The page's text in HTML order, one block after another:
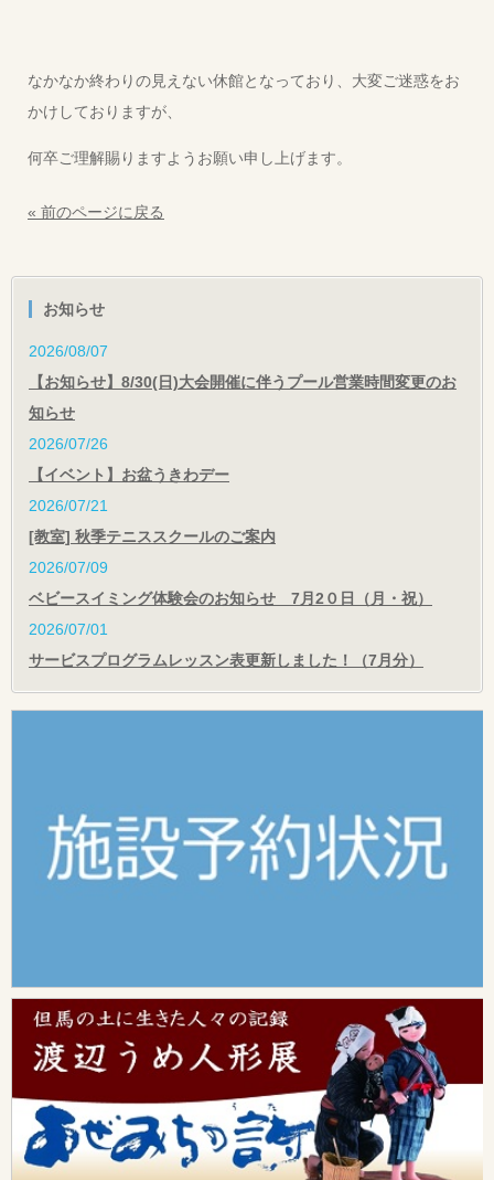
なかなか終わりの見えない休館となっており、大変ご迷惑をお
かけしておりますが、
何卒ご理解賜りますようお願い申し上げます。
« 前のページに戻る
お知らせ
2026/08/07
【お知らせ】8/30(日)大会開催に伴うプール営業時間変更のお
知らせ
2026/07/26
【イベント】お盆うきわデー
2026/07/21
[教室] 秋季テニススクールのご案内
2026/07/09
ベビースイミング体験会のお知らせ 7月2０日（月・祝）
2026/07/01
サービスプログラムレッスン表更新しました！（7月分）